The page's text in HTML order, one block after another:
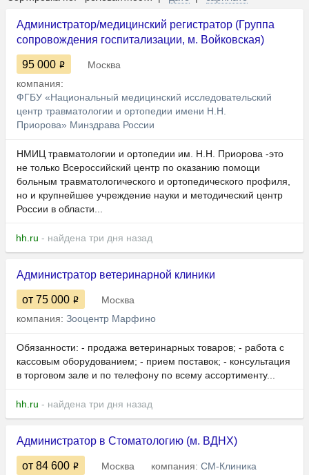
Администратор/медицинский регистратор (Группа
сопровождения госпитализации, м. Войковская)
95 000
Москва
компания:
ФГБУ «Национальный медицинский исследовательский
центр травматологии и ортопедии имени Н.Н.
Приорова» Минздрава России
НМИЦ травматологии и ортопедии им. Н.Н. Приорова -это
не только Всероссийский центр по оказанию помощи
больным травматологического и ортопедического профиля,
но и крупнейшее учреждение науки и методический центр
России в области...
hh.ru - найдена три дня назад
Администратор ветеринарной клиники
от 75 000
Москва
компания: Зооцентр Марфино
Обязанности: - продажа ветеринарных товаров; - работа с
кассовым оборудованием; - прием поставок; - консультация
в торговом зале и по телефону по всему ассортименту...
hh.ru - найдена три дня назад
Администратор в Стоматологию (м. ВДНХ)
от 84 600 Москва компания: СМ-Клиника